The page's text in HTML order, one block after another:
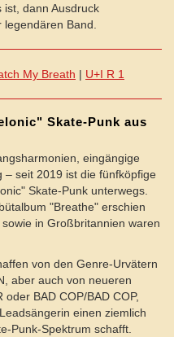
ist, dann Ausdruck
legendären Band.
My Breath | U+I R 1
Skate-Punk aus
eingängige
– seit 2019 ist die fünfköpfige
Skate-Punk unterwegs.
"Breathe" erschien
in Großbritannien waren
von den Genre-Urvätern
aber auch von neueren
BAD COP/BAD COP,
einen ziemlich
Punk-Spektrum schafft.